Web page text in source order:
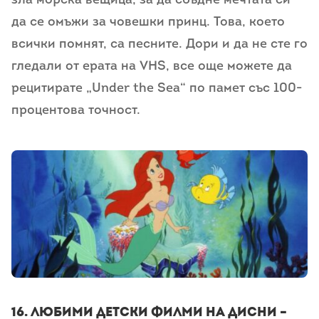
да се омъжи за човешки принц. Това, което
всички помнят, са песните. Дори и да не сте го
гледали от ерата на VHS, все още можете да
рецитирате „Under the Sea“ по памет със 100-
процентова точност.
16. любими детски филми на дисни –